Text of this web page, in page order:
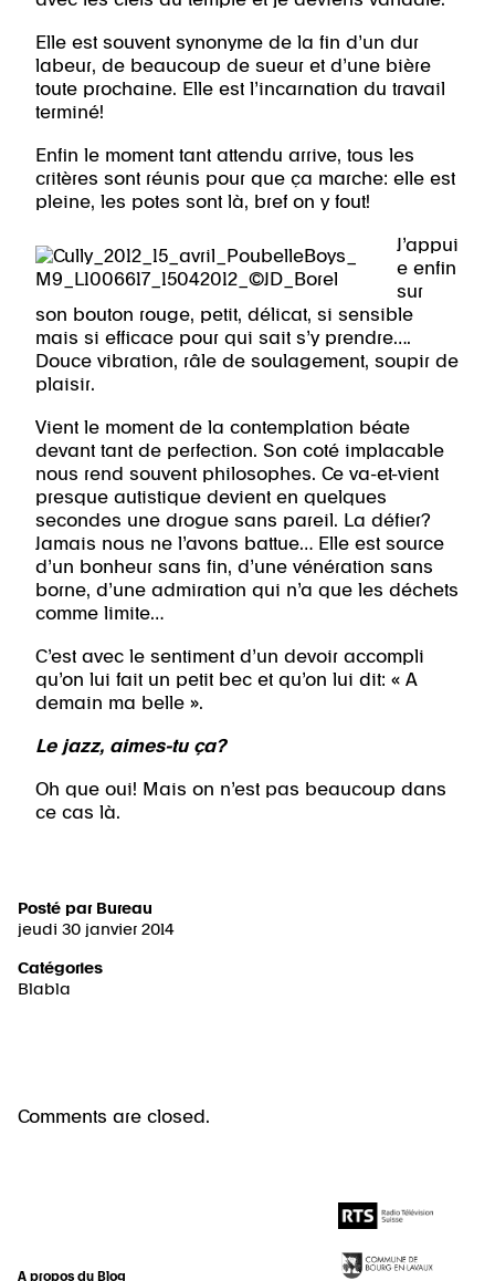
Elle est souvent synonyme de la fin d’un dur
labeur, de beaucoup de sueur et d’une bière
toute prochaine. Elle est l’incarnation du travail
terminé!
Enfin le moment tant attendu arrive, tous les
critères sont réunis pour que ça marche: elle est
pleine, les potes sont là, bref on y fout!
J’appui
e enfin
sur
son bouton rouge, petit, délicat, si sensible
mais si efficace pour qui sait s’y prendre….
Douce vibration, râle de soulagement, soupir de
plaisir.
Vient le moment de la contemplation béate
devant tant de perfection. Son coté implacable
nous rend souvent philosophes. Ce va-et-vient
presque autistique devient en quelques
secondes une drogue sans pareil. La défier?
Jamais nous ne l’avons battue… Elle est source
d’un bonheur sans fin, d’une vénération sans
borne, d’une admiration qui n’a que les déchets
comme limite…
C’est avec le sentiment d’un devoir accompli
qu’on lui fait un petit bec et qu’on lui dit: « A
demain ma belle ».
Le jazz, aimes-tu ça?
Oh que oui! Mais on n’est pas beaucoup dans
ce cas là.
Posté par Bureau
jeudi 30 janvier 2014
Catégories
Blabla
Comments are closed.
A propos du Blog